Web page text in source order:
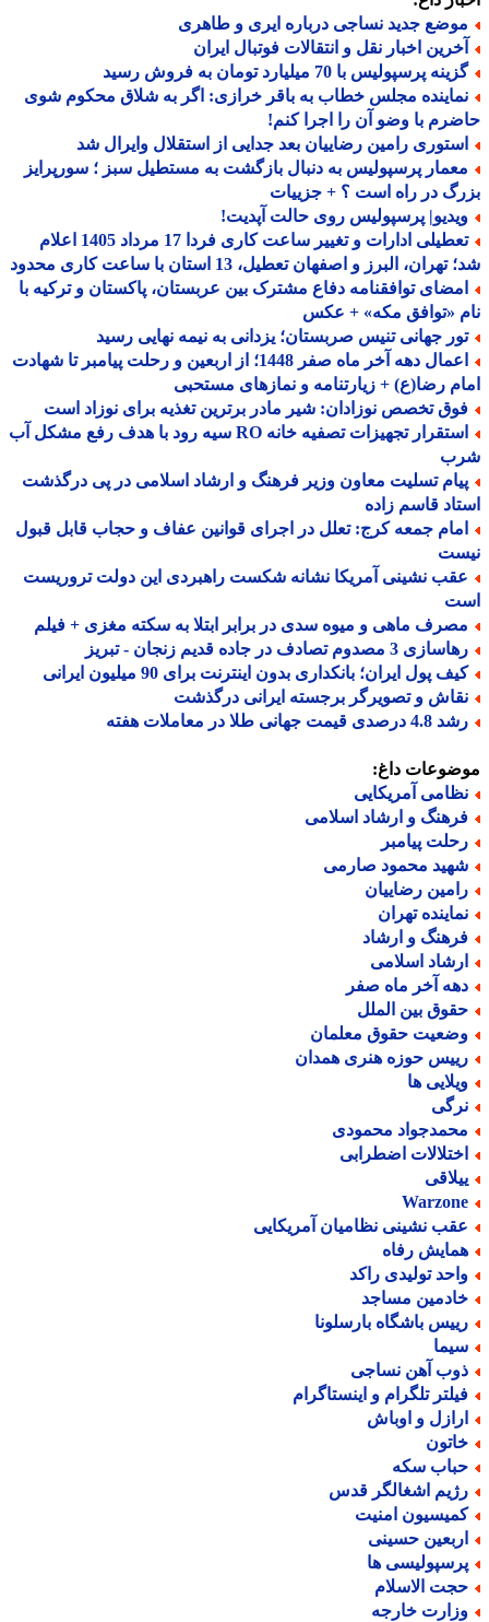
جدید نساجی درباره ایری و طاهری
اخبار نقل و انتقالات فوتبال ایران
پرسپولیس با 70 میلیارد تومان به فروش رسید
مجلس خطاب به باقر خرازی: اگر به شلاق محکوم شوی
با وضو آن را اجرا کنم!
رامین رضاییان بعد جدایی از استقلال وایرال شد
پرسپولیس به دنبال بازگشت به مستطیل سبز ؛ سورپرایز
در راه است ؟ + جزییات
پرسپولیس روی حالت آپدیت!
تعطیلی ادارات و تغییر ساعت کاری فردا 17 مرداد 1405 اعلام
البرز و اصفهان تعطیل، 13 استان با ساعت کاری محدود
توافقنامه دفاع مشترک بین عربستان، پاکستان و ترکیه با
«توافق مکه» + عکس
جهانی تنیس صربستان؛ یزدانی به نیمه نهایی رسید
اعمال دهه آخر ماه صفر 1448؛ از اربعین و رحلت پیامبر تا شهادت
رضا(ع) + زیارتنامه و نمازهای مستحبی
تخصص نوزادان: شیر مادر برترین تغذیه برای نوزاد است
استقرار تجهیزات تصفیه خانه RO سیه رود با هدف رفع مشکل آب
تسلیت معاون وزیر فرهنگ و ارشاد اسلامی در پی درگذشت
قاسم زاده
جمعه کرج: تعلل در اجرای قوانین عفاف و حجاب قابل قبول
نشینی آمریکا نشانه شکست راهبردی این دولت تروریست
ماهی و میوه سدی در برابر ابتلا به سکته مغزی + فیلم
3 مصدوم تصادف در جاده قدیم زنجان - تبریز
پول ایران؛ بانکداری بدون اینترنت برای 90 میلیون ایرانی
و تصویرگر برجسته ایرانی درگذشت
قیمت جهانی طلا در معاملات هفته
داغ:
آمریکایی
و ارشاد اسلامی
پیامبر
محمود صارمی
رضاییان
تهران
و ارشاد
اسلامی
آخر ماه صفر
بین الملل
حقوق معلمان
حوزه هنری همدان
ها
محمودی
اضطرابی
نشینی نظامیان آمریکایی
رفاه
تولیدی راکد
مساجد
باشگاه بارسلونا
آهن نساجی
تلگرام و اینستاگرام
و اوباش
سکه
اشغالگر قدس
امنیت
حسینی
ها
الاسلام
خارجه